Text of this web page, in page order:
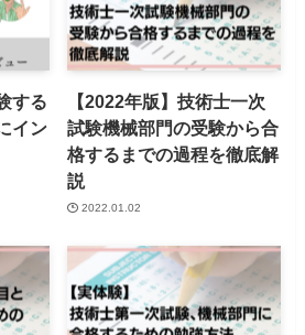
する
イン
【2022年版】技術士一次
試験機械部門の受験から合
格するまでの過程を徹底解
説
2022.01.02